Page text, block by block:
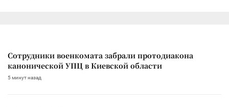
Сотрудники военкомата забрали протодиакона
канонической УПЦ в Киевской области
5 минут назад